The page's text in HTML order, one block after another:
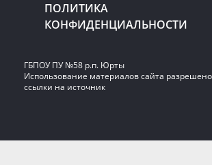
ПОЛИТИКА
КОНФИДЕНЦИАЛЬНОСТИ
ГБПОУ ПУ №58 р.п. Юрты
Использование материалов сайта
ссылки на источник